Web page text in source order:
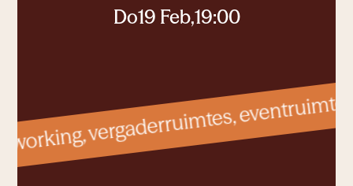
personen
Ruimte om te connecteren
Do19 Feb,19:00
vergaderruimtes,